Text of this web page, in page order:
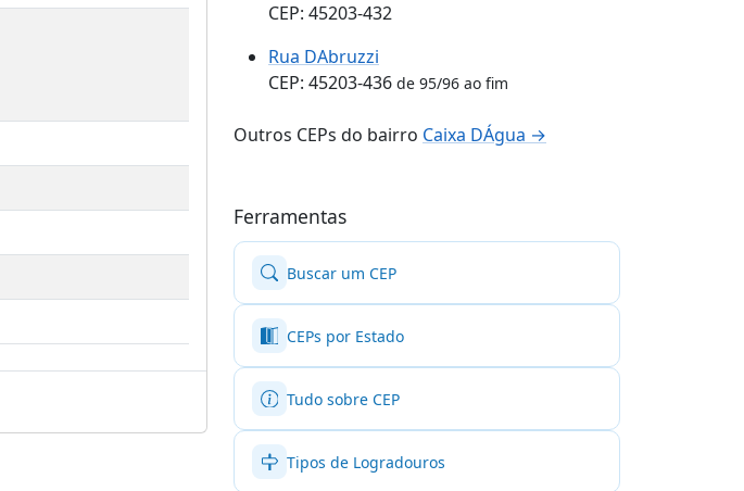
CEP: 45203-432
Rua DAbruzzi
CEP: 45203-436 de 95/96 ao fim
Outros CEPs do bairro Caixa DÁgua →
Ferramentas
Buscar um CEP
CEPs por Estado
Tudo sobre CEP
Tipos de Logradouros